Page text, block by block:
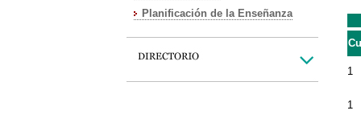
Planificación de la Enseñanza
1
1